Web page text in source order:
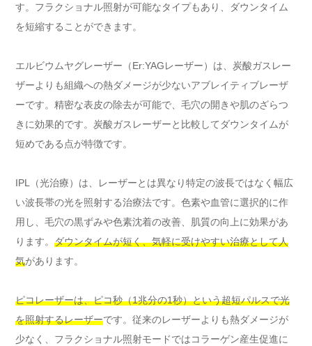
す。フラクショナル照射が可能なタイプもあり、ダウンタイム
を短縮することができます。
エルビウムヤグレーザー（Er:YAGレーザー）は、炭酸ガスレー
ザーよりも組織への熱ダメージが少ないアブレイティブレーザ
ーです。精密な表皮の除去が可能で、毛穴の開きや肌のざらつ
きに効果的です。炭酸ガスレーザーと比較してダウンタイムが
短めである点が特徴です。
IPL（光治療）は、レーザーとは異なり特定の波長ではなく幅広
い波長帯の光を照射する治療法です。色素や血管に選択的に作
用し、毛穴の黒ずみや色素沈着の改善、肌質の向上に効果があ
ります。 ダウンタイムが短く、気軽に受けやすい治療として人
気があります。
ピコレーザーは、ピコ秒（1兆分の1秒）という超短パルスで光
を照射するレーザーです。従来のレーザーよりも熱ダメージが
少なく、フラクショナル照射モードではコラーゲン産生促進に